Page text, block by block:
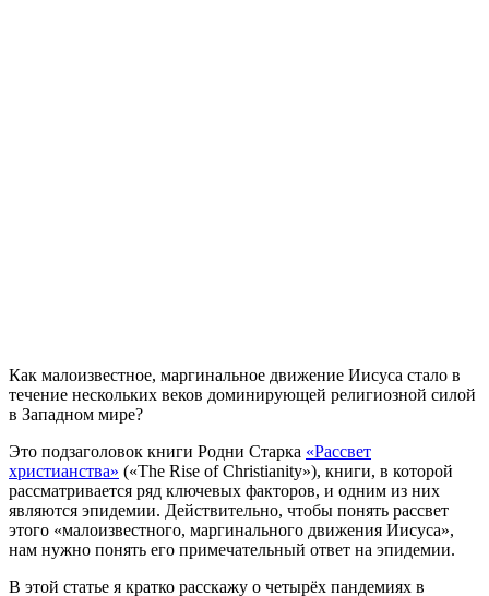
Как малоизвестное, маргинальное движение Иисуса стало в
течение нескольких веков доминирующей религиозной силой
в Западном мире?
Это подзаголовок книги Родни Старка «Рассвет
христианства» («The Rise of Christianity»), книги, в которой
расcматривается ряд ключевых факторов, и одним из них
являются эпидемии. Действительно, чтобы понять рассвет
этого «малоизвестного, маргинального движения Иисуса»,
нам нужно понять его примечательный ответ на эпидемии.
В этой статье я кратко расскажу о четырёх пандемиях в